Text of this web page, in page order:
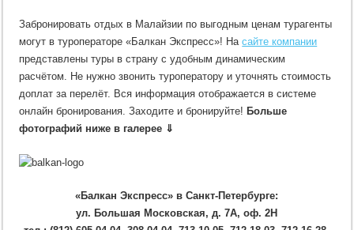
Забронировать отдых в Малайзии по выгодным ценам турагенты
могут в туроператоре «Балкан Экспресс»! Насайте компании
представлены туры в страну с удобным динамическим
расчётом. Не нужно звонить туроператору и уточнять стоимость
доплат за перелёт. Вся информация отображается в системе
онлайн бронирования. Заходите и бронируйте! Больше
фотографий ниже в галерее ⇓
«Балкан Экспресс» в Санкт-Петербурге:
ул. Большая Московская, д. 7А, оф. 2H